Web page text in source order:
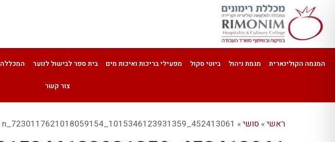
המגמה הקולינארית מגמת ניהול ביוטי סקול מפעילי בריכות ואיכות מים בית ספר לבישול לנוער המכללה
צור קשר
ראשי » סושי »
452413061_1015346123931359_7230117621018059154_n